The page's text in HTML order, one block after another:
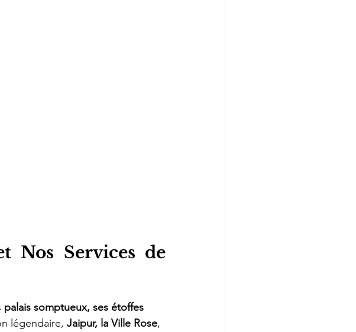
Nos Services de
palais somptueux, ses étoffes
légendaire, Jaipur, la Ville Rose,